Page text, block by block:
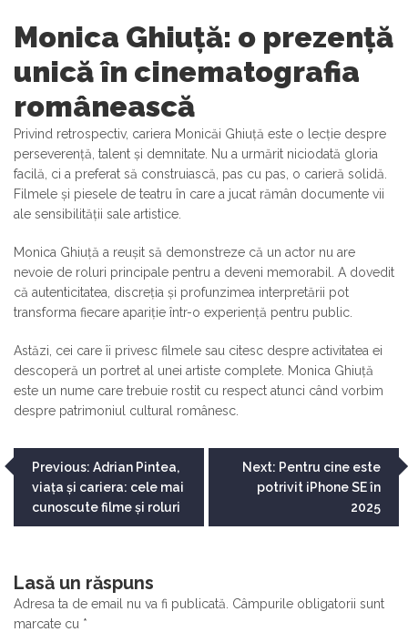
Monica Ghiuță: o prezență
unică în cinematografia
românească
Privind retrospectiv, cariera Monicăi Ghiuță este o lecție despre
perseverență, talent și demnitate. Nu a urmărit niciodată gloria
facilă, ci a preferat să construiască, pas cu pas, o carieră solidă.
Filmele și piesele de teatru în care a jucat rămân documente vii
ale sensibilității sale artistice.
Monica Ghiuță a reușit să demonstreze că un actor nu are
nevoie de roluri principale pentru a deveni memorabil. A dovedit
că autenticitatea, discreția și profunzimea interpretării pot
transforma fiecare apariție într-o experiență pentru public.
Astăzi, cei care îi privesc filmele sau citesc despre activitatea ei
descoperă un portret al unei artiste complete. Monica Ghiuță
este un nume care trebuie rostit cu respect atunci când vorbim
despre patrimoniul cultural românesc.
Navigare
în
articole
Previous: Adrian Pintea,
viața și cariera: cele mai
cunoscute filme și roluri
Next: Pentru cine este
potrivit iPhone SE în
2025
Lasă un răspuns
Adresa ta de email nu va fi publicată. Câmpurile obligatorii sunt
marcate cu *